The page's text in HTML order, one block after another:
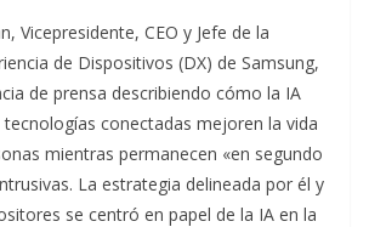
Vicepresidente, CEO y Jefe de la
de Dispositivos (DX) de Samsung,
de prensa describiendo cómo la IA
conectadas mejoren la vida
mientras permanecen «en segundo
La estrategia delineada por él y
se centró en papel de la IA en la